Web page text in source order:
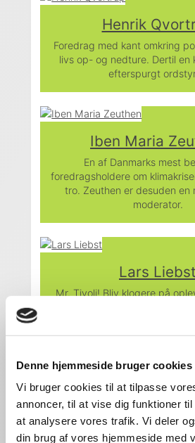
Denne hjemmeside bruger cookies
Vi bruger cookies til at tilpasse
annoncer, til at vise dig funktioner
at analysere vores trafik. Vi deler
din brug af vores hjemmeside med
Henrik
Foredrag med kant omkring
livs op- og nedture. Dertil en
efterspurgt
Iben Maria
En af Danmarks mest
foredragsholdere om
tro. Zeuthen er desuden en
moderator.
Lars Liebst
Mr. Tivoli! Bliv klogere på
Martin
Et energiboost